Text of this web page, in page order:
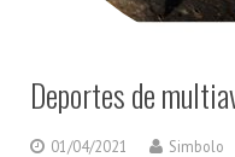
Deportes de
01/04/2021
Simbolo